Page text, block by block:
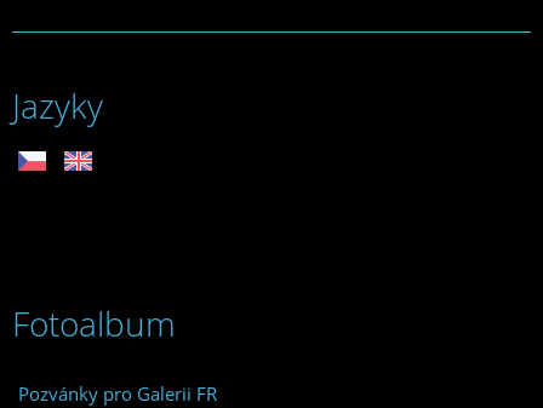
Jazyky
Fotoalbum
Pozvánky pro Galerii FR